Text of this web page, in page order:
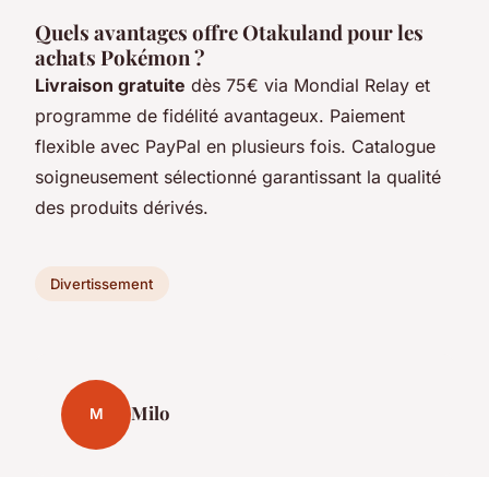
Quels avantages offre Otakuland pour les
achats Pokémon ?
Livraison gratuite dès 75€ via Mondial Relay et
programme de fidélité avantageux. Paiement
flexible avec PayPal en plusieurs fois. Catalogue
soigneusement sélectionné garantissant la qualité
des produits dérivés.
Divertissement
M Milo